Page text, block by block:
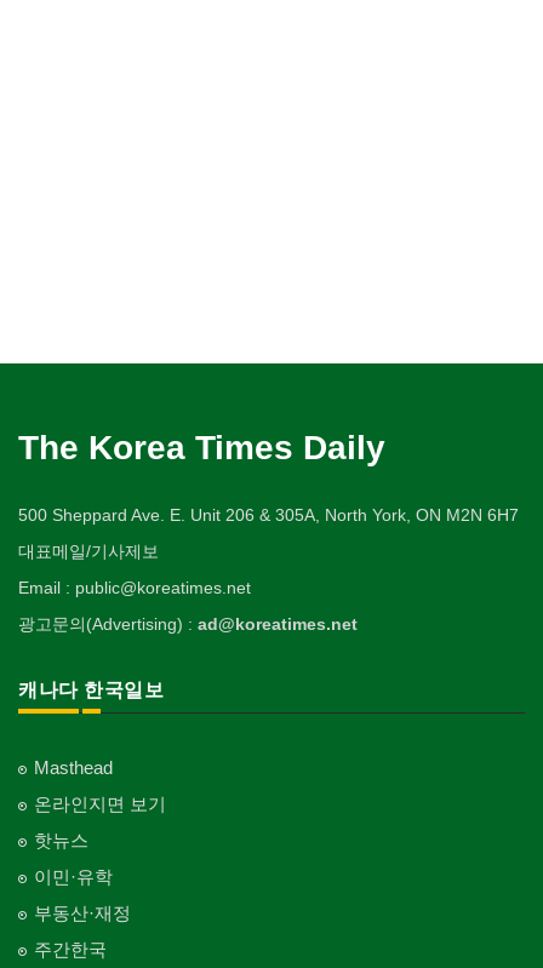
The Korea Times Daily
500 Sheppard Ave. E. Unit 206 & 305A, North York, ON M2N 6H7
대표메일/기사제보
Email : public@koreatimes.net
광고문의(Advertising) : ad@koreatimes.net
캐나다 한국일보
Masthead
온라인지면 보기
핫뉴스
이민·유학
부동산·재정
주간한국